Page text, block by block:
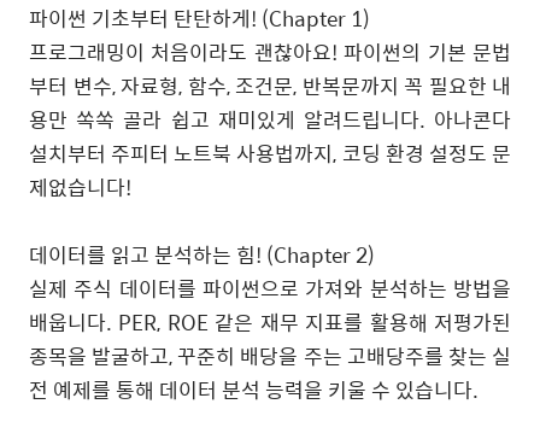
파이썬 기초부터 탄탄하게! (Chapter 1)
프로그래밍이 처음이라도 괜찮아요! 파이썬의 기본 문법
부터 변수, 자료형, 함수, 조건문, 반복문까지 꼭 필요한 내
용만 쏙쏙 골라 쉽고 재미있게 알려드립니다. 아나콘다
설치부터 주피터 노트북 사용법까지, 코딩 환경 설정도 문
제없습니다!
데이터를 읽고 분석하는 힘! (Chapter 2)
실제 주식 데이터를 파이썬으로 가져와 분석하는 방법을
배웁니다. PER, ROE 같은 재무 지표를 활용해 저평가된
종목을 발굴하고, 꾸준히 배당을 주는 고배당주를 찾는 실
전 예제를 통해 데이터 분석 능력을 키울 수 있습니다.